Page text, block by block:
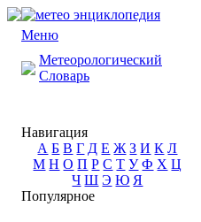
Меню
Метеорологический
Словарь
Навигация
А Б В Г Д Е Ж З И К Л
М Н О П Р С Т У Ф Х Ц
Ч Ш Э Ю Я
Популярное